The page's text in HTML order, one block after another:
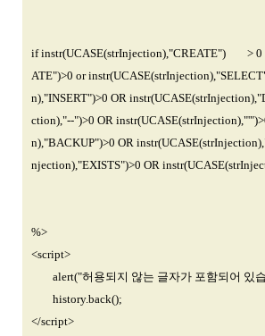
if instr(UCASE(strInjection),"CREATE") > 0
ATE")>0 or
n),"INSERT")>0 OR
ction),"--")>0 OR
n),"BACKUP")>0 OR
njection),"EXISTS")>0 OR
%>
<script>
alert("허용되지 않는 글자가 포함되어 있
history.back();
</script>